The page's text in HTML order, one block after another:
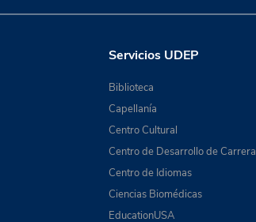
Servicios UDEP
Biblioteca
Capellanía
Centro Cultural
Centro de Desarrollo de Carrera
Centro de Idiomas
Ciencias Biomédicas
EducationUSA